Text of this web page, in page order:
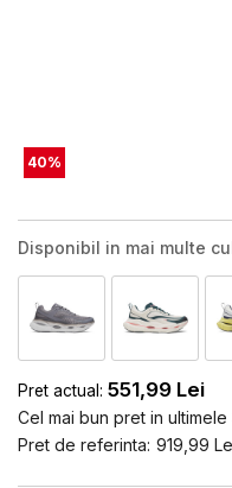
40%
Disponibil in mai multe
Pret actual: 551,99 Lei
Cel mai bun pret in ultimele
Pret de referinta: 919,99